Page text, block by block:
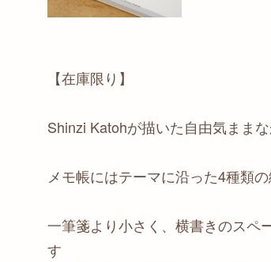
【在庫限り】
Shinzi Katohが描いた自由気まま
メモ帳にはテーマに沿った4種類
一筆箋より小さく、横書きのスペ
す